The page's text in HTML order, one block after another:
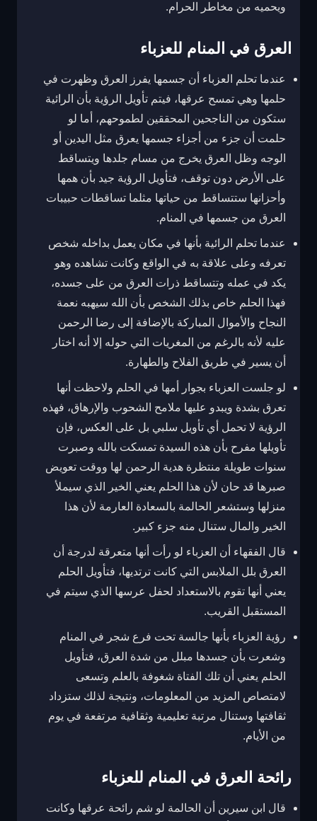
ويحميه من مخاطر الحرام.
العرق في المنام للعزباء
عندما تحلم العزباء أن جسمها يفرز العرق وظهرت في
حلمها وهي تمسح عرقها، فيتم تأويل الرؤية بأن الرائية
ستكون من الناجحين المحققين لطموحهم، أما لو
حلمت أن جزء من أجزاء جسمها يعرق مثل اليدين أو
الوجه وظل العرق يخرج من مسام جلدها ويتساقط
على الأرض دون توقف، فتأويل الرؤية جيد بأن همها
وأحزانها ستتساقط من حياتها مثلما تساقطات حبيبات
العرق من جسمها في المنام.
عندما تحلم الرائية بأنها في مكان يعمل بداخله شخص
تعرفه وعلى علاقة به في الواقع وكانت تشاهده وهو
يكد في عمله وتتساقط ذرات العرق من على جسده،
فهذا الحلم خاص بذلك الشخص بأن الله سيهبه نعمة
النجاح والأموال المباركة بالإضافة إلى رضا الرحمن
عليه لأنه بالرغم من المغريات التي حوله إلا أنه اختار
أن يسير في طريق الفلاح والطهارة.
لو جلست العزباء بجوار أمها في الحلم ولاحظت أنها
تعرق بشدة ويبدو عليها ملامح الشحوب والإرهاق، فهذه
الرؤية لا تحمل أي تأويل سلبي بل على العكس، فإن
تأويلها مفرح بأن هذه السيدة تمسكت بالله وصبرت
سنوات طويلة منتظرة هدية الرحمن لها ووقت تعويض
صبرها قد حان لأن هذا الحلم يعني الخير الذي سيملأ
منزلها وستشعر الحالمة بالسعادة العارمة لأن هذا
الخير والمال ستنال منه جزء كبير.
قال الفقهاء أن العزباء لو رأت أنها متعرقة لدرجة أن
العرق بلل الملابس التي كانت ترتديها، فتأويل الحلم
يعني أنها تقوم بالاستعداد لحفل عرسها الذي سيتم في
المستقبل القريب.
رؤية العزباء بأنها جالسة تحت فرع شجر في المنام
وشعرت بأن جسدها مبلل من شدة العرق، فتأويل
الحلم يعني أن تلك الفتاة شغوفة بالعلم وتسعى
لامتصاص المزيد من المعلومات، ونتيجة لذلك ستزداد
ثقافتها وستنال مرتبة تعليمية وثقافية مرتفعة في يوم
من الأيام.
رائحة العرق في المنام للعزباء
قال ابن سيرين أن الحالمة لو شم رائحة عرقها وكانت